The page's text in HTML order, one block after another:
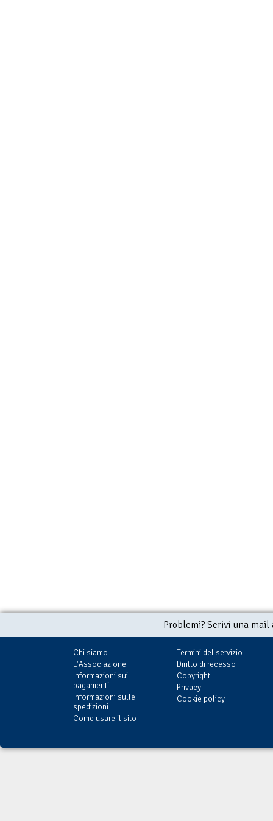
Problemi? Scrivi una
Chi siamo
L'Associazione
Informazioni sui
pagamenti
Informazioni sulle
spedizioni
Come usare il sito
Termini del servizio
Diritto di recesso
Copyright
Privacy
Cookie policy